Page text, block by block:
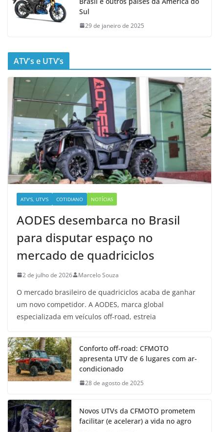
Sul
29 de janeiro de 2025
ATV’s e UTV’s
ATV'S, UTV'S COTIDIANO NOTÍCIAS
AODES desembarca no Brasil
para disputar espaço no
mercado de quadriciclos
2 de julho de 2026 Marcelo Souza
O mercado brasileiro de quadriciclos acaba de ganhar
um novo competidor. A AODES, marca global
especializada em veículos off-road, estreia
Conforto off-road: CFMOTO
apresenta UTV de 6 lugares com ar-
condicionado
28 de agosto de 2025
Novos UTVs da CFMOTO prometem
facilitar (e acelerar) a vida no agro